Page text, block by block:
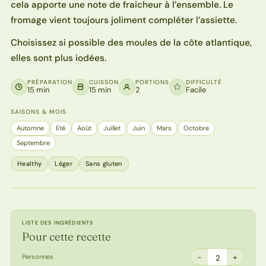
cela apporte une note de fraicheur à l’ensemble. Le
fromage vient toujours joliment compléter l’assiette.
Choisissez si possible des moules de la côte atlantique,
elles sont plus iodées.
PRÉPARATION
15 min
CUISSON
15 min
PORTIONS
2
DIFFICULTÉ
Facile
SAISONS & MOIS
Automne Eté Août Juillet Juin Mars
Octobre
Septembre
Healthy Léger Sans gluten
LISTE DES INGRÉDIENTS
Pour cette recette
Personnes − 2 +